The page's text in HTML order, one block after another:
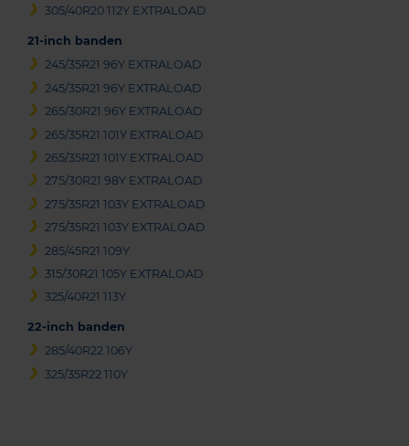
305/40R20 112Y EXTRALOAD
21-inch banden
245/35R21 96Y EXTRALOAD
245/35R21 96Y EXTRALOAD
265/30R21 96Y EXTRALOAD
265/35R21 101Y EXTRALOAD
265/35R21 101Y EXTRALOAD
275/30R21 98Y EXTRALOAD
275/35R21 103Y EXTRALOAD
275/35R21 103Y EXTRALOAD
285/45R21 109Y
315/30R21 105Y EXTRALOAD
325/40R21 113Y
22-inch banden
285/40R22 106Y
325/35R22 110Y